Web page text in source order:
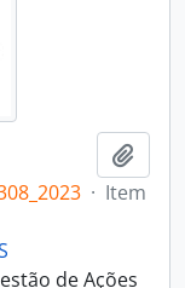
· Item
de Ações